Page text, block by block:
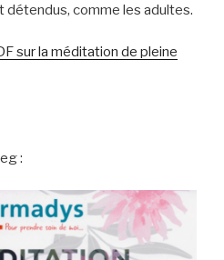
détendus, comme les adultes.
sur la méditation de pleine
: